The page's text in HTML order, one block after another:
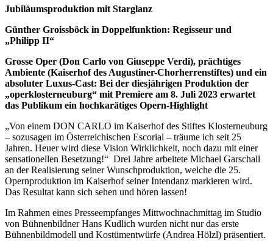
Jubiläumsproduktion mit Starglanz
Günther Groissböck in Doppelfunktion: Regisseur und
„Philipp II“
Grosse Oper (Don Carlo von Giuseppe Verdi), prächtiges
Ambiente (Kaiserhof des Augustiner-Chorherrenstiftes) und ein
absoluter Luxus-Cast: Bei der diesjährigen Produktion der
„operklosterneuburg“ mit Premiere am 8. Juli 2023 erwartet
das Publikum ein hochkarätiges Opern-Highlight
„Von einem DON CARLO im Kaiserhof des Stiftes Klosterneuburg
– sozusagen im Österreichischen Escorial – träume ich seit 25
Jahren. Heuer wird diese Vision Wirklichkeit, noch dazu mit einer
sensationellen Besetzung!“ Drei Jahre arbeitete Michael Garschall
an der Realisierung seiner Wunschproduktion, welche die 25.
Opernproduktion im Kaiserhof seiner Intendanz markieren wird.
Das Resultat kann sich sehen und hören lassen!
Im Rahmen eines Presseempfanges Mittwochnachmittag im Studio
von Bühnenbildner Hans Kudlich wurden nicht nur das erste
Bühnenbildmodell und Kostümentwürfe (Andrea Hölzl) präsentiert.